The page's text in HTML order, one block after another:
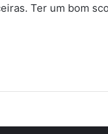
Ter um bom